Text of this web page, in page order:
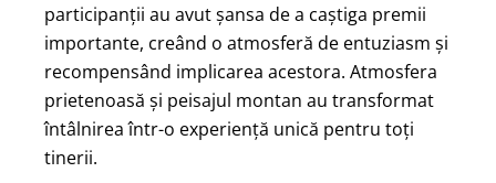
participanții au avut șansa de a caștiga premii
importante, creând o atmosferă de entuziasm și
recompensând implicarea acestora. Atmosfera
prietenoasă și peisajul montan au transformat
întâlnirea într-o experiență unică pentru toți
tinerii.